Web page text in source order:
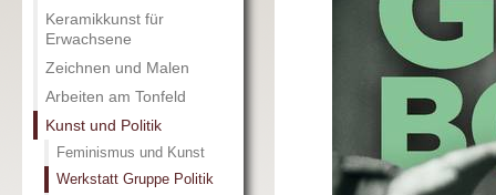
Keramikkunst für
Erwachsene
Zeichnen und Malen
Arbeiten am Tonfeld
Kunst und Politik
Feminismus und Kunst
Werkstatt Gruppe Politik